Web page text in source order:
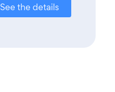
See the details